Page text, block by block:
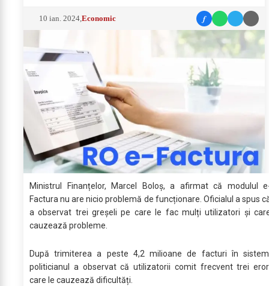
10 ian. 2024 ,Economic f
Ministrul Finanțelor, Marcel Boloș, a afirmat că modulul
Factura nu are nicio problemă de funcționare. Oficialul a spus
a observat trei greșeli pe care le fac mulți utilizatori și
cauzează probleme.
După trimiterea a peste 4,2 milioane de facturi în
politicianul a observat că utilizatorii comit frecvent trei
care le cauzează dificultăți.